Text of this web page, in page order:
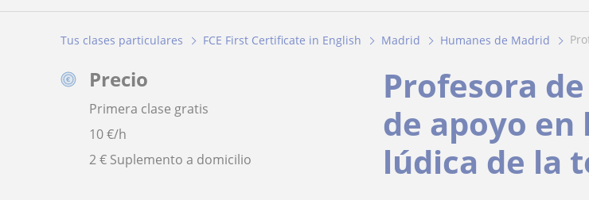
Tus clases particulares FCE First Certificate in English Madrid Humanes de Madrid
Precio
Primera clase gratis
10€/h
2 € Suplemento a domicilio
Profesora
de apoyo
lúdica de la